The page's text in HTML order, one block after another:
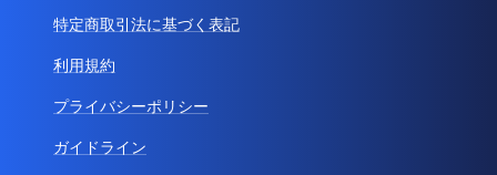
特定商取引法に基づく表記
利用規約
プライバシーポリシー
ガイドライン